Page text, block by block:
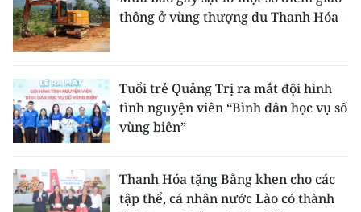
thông ở vùng thượng du Thanh Hóa
Tuổi trẻ Quảng Trị ra mắt đội hình
tình nguyện viên “Bình dân học vụ số
vùng biên”
Thanh Hóa tặng Bằng khen cho các
tập thể, cá nhân nước Lào có thành